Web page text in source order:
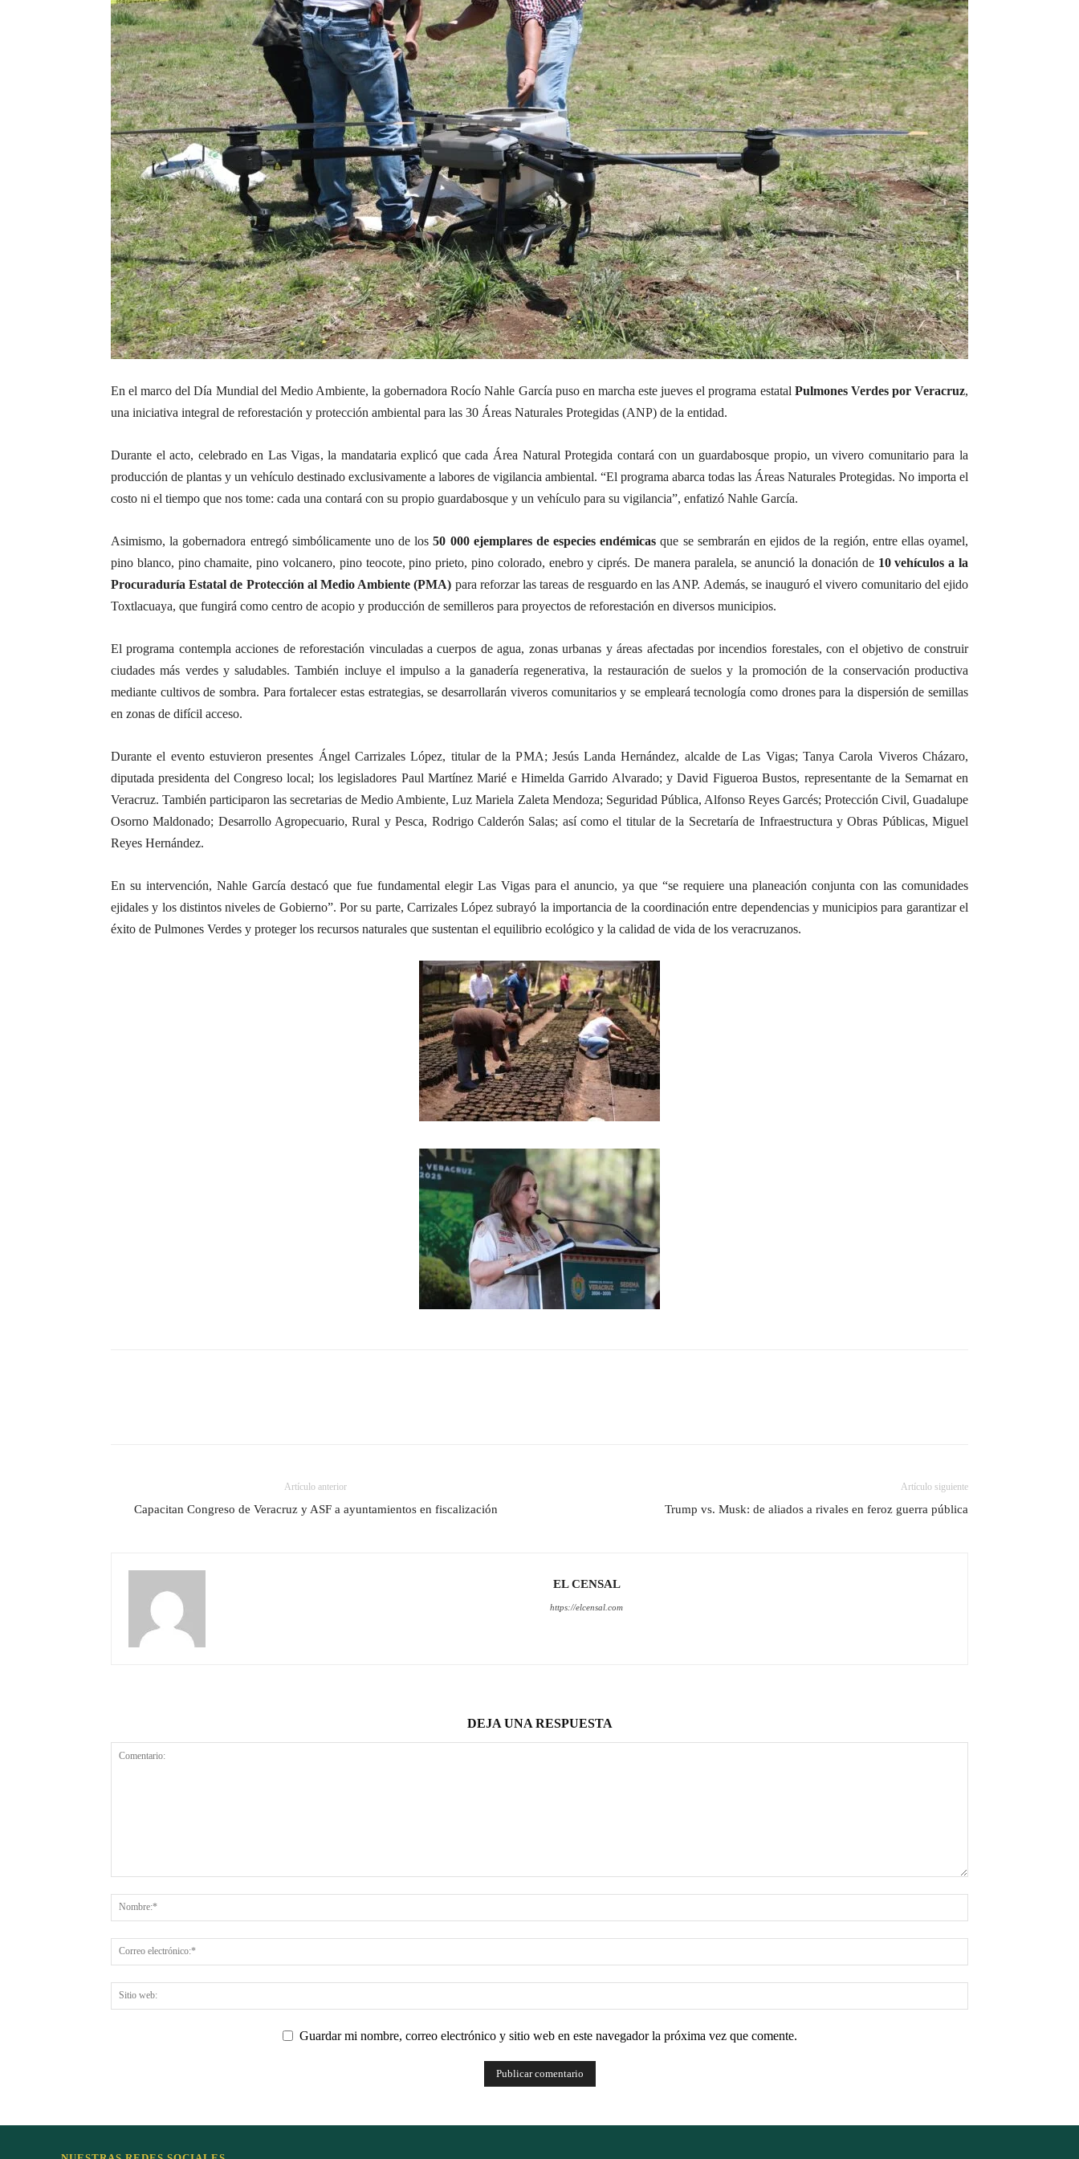
En el marco del Día Mundial del Medio Ambiente, la gobernadora Rocío Nahle García puso en marcha este jueves el programa estatal Pulmones Verdes por Veracruz,
una iniciativa integral de reforestación y protección ambiental para las 30 Áreas Naturales Protegidas (ANP) de la entidad.
Durante el acto, celebrado en Las Vigas, la mandataria explicó que cada Área Natural Protegida contará con un guardabosque propio, un vivero comunitario para la
producción de plantas y un vehículo destinado exclusivamente a labores de vigilancia ambiental. “El programa abarca todas las Áreas Naturales Protegidas. No importa el
costo ni el tiempo que nos tome: cada una contará con su propio guardabosque y un vehículo para su vigilancia”, enfatizó Nahle García.
Asimismo, la gobernadora entregó simbólicamente uno de los50 000 ejemplares de especies endémicas que se sembrarán en ejidos de la región, entre ellas oyamel,
pino blanco, pino chamaite, pino volcanero, pino teocote, pino prieto, pino colorado, enebro y ciprés. De manera paralela, se anunció la donación de 10 vehículos a la
Procuraduría Estatal de Protección al Medio Ambiente (PMA) para reforzar las tareas de resguardo en las ANP. Además, se inauguró el vivero comunitario del ejido
Toxtlacuaya, que fungirá como centro de acopio y producción de semilleros para proyectos de reforestación en diversos municipios.
El programa contempla acciones de reforestación vinculadas a cuerpos de agua, zonas urbanas y áreas afectadas por incendios forestales, con el objetivo de construir
ciudades más verdes y saludables. También incluye el impulso a la ganadería regenerativa, la restauración de suelos y la promoción de la conservación productiva
mediante cultivos de sombra. Para fortalecer estas estrategias, se desarrollarán viveros comunitarios y se empleará tecnología como drones para la dispersión de semillas
en zonas de difícil acceso.
Durante el evento estuvieron presentes Ángel Carrizales López, titular de la PMA; Jesús Landa Hernández, alcalde de Las Vigas; Tanya Carola Viveros Cházaro,
diputada presidenta del Congreso local; los legisladores Paul Martínez Marié e Himelda Garrido Alvarado; y David Figueroa Bustos, representante de la Semarnat en
Veracruz. También participaron las secretarias de Medio Ambiente, Luz Mariela Zaleta Mendoza; Seguridad Pública, Alfonso Reyes Garcés; Protección Civil, Guadalupe
Osorno Maldonado; Desarrollo Agropecuario, Rural y Pesca, Rodrigo Calderón Salas; así como el titular de la Secretaría de Infraestructura y Obras Públicas, Miguel
Reyes Hernández.
En su intervención, Nahle García destacó que fue fundamental elegir Las Vigas para el anuncio, ya que “se requiere una planeación conjunta con las comunidades
ejidales y los distintos niveles de Gobierno”. Por su parte, Carrizales López subrayó la importancia de la coordinación entre dependencias y municipios para garantizar el
éxito de Pulmones Verdes y proteger los recursos naturales que sustentan el equilibrio ecológico y la calidad de vida de los veracruzanos.
Artículo anterior
Capacitan Congreso de Veracruz y ASF a ayuntamientos en fiscalización
Artículo siguiente
Trump vs. Musk: de aliados a rivales en feroz guerra pública
EL CENSAL
https://elcensal.com
DEJA UNA RESPUESTA
Guardar mi nombre, correo electrónico y sitio web en este navegador la próxima vez que comente.